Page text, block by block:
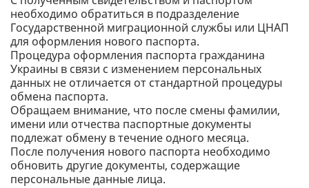
необходимо обратиться в подразделение
Государственной миграционной службы или ЦНАП
для оформления нового паспорта.
Процедура оформления паспорта гражданина
Украины в связи с изменением персональных
данных не отличается от стандартной процедуры
обмена паспорта.
Обращаем внимание, что после смены фамилии,
имени или отчества паспортные документы
подлежат обмену в течение одного месяца.
После получения нового паспорта необходимо
обновить другие документы, содержащие
персональные данные лица.